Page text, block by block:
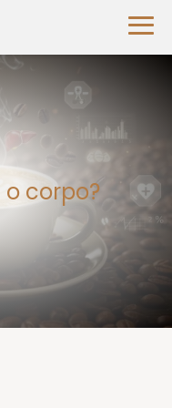
corpo?